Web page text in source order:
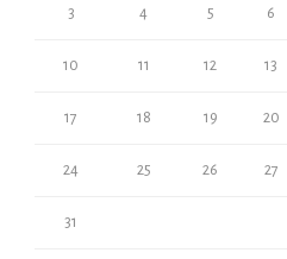
3 4 5 6
10 11 12 13
17 18 19 20
24 25 26 27
31